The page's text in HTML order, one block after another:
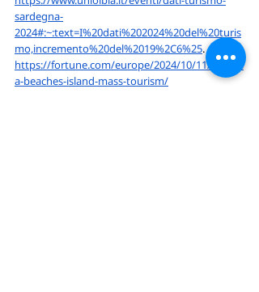
sardegna-
2024#:~:text=I%20dati%202024%20del%20turis
mo,incremento%20del%2019%2C6%25.
https://fortune.com/europe/2024/10/11/sardini
a-beaches-island-mass-tourism/